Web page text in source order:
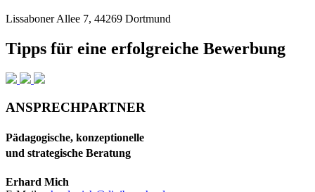
Lissaboner Allee 7, 44269 Dortmund
Tipps für eine erfolgreiche Bewerbung
ANSPRECHPARTNER
Pädagogische, konzeptionelle
und strategische Beratung
Erhard Mich